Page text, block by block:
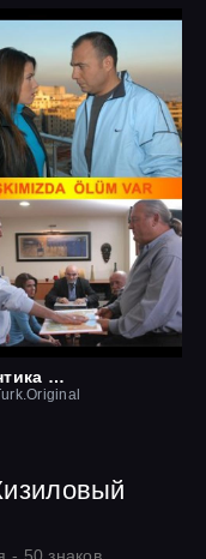
Романтика смерти